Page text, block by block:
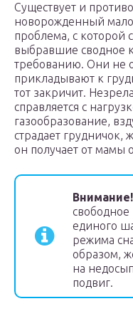
Существует и
новорожденный мало
проблема, с которой
выбравшие сводное
требованию. Они не
прикладывают к
тот закричит.
справляется с
газообразование,
страдает грудничок,
он получает от мамы
Внимание!
единого
режима
образом,
на
подвиг.